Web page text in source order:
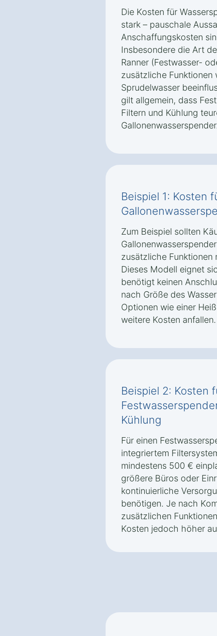
Die Kosten für
stark – pauschale
Anschaffungskosten
Insbesondere die Art
Ranner (Festwasser-
zusätzliche Funktionen
Sprudelwasser
gilt allgemein, dass
Filtern und Kühlung
Beispiel 1: Kosten
Zum Beispiel sollten
zusätzliche Funktionen
Dieses Modell eignet
benötigt keinen
nach Größe des
Optionen wie einer
weitere Kosten anfallen.
Beispiel 2: Kosten
Kühlung
Für einen
integriertem
mindestens 500 €
größere Büros oder
kontinuierliche
benötigen. Je nach
zusätzlichen
Kosten jedoch höher